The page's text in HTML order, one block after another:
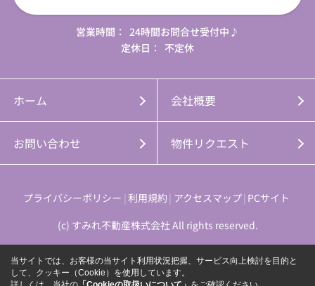
営業時間：
24時間お問合せ受付中♪
定休日：
不定休
ホーム 会社概要
お問い合わせ 物件リクエスト
プライバシーポリシー 利用規約 アクセスマップ PCサイト
(c) すみれ不動産株式会社 All rights reserved.
当サイトでは、お客様の当サイト利用状況把握、サービス向上検討を目的と
して、クッキー（Cookie）を使用しています。